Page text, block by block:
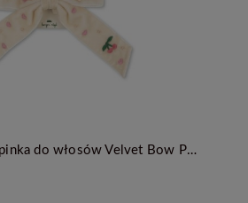
Konges Slojd - spinka do włosów Velvet Bow Pearly - PEARLED IVORY